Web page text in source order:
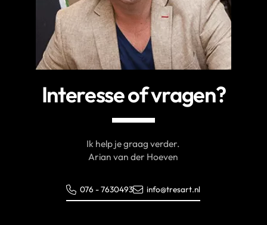
Interesse of vragen?
Ik help je graag verder.
Arian van der Hoeven
076 - 7630493 info@tresart.nl